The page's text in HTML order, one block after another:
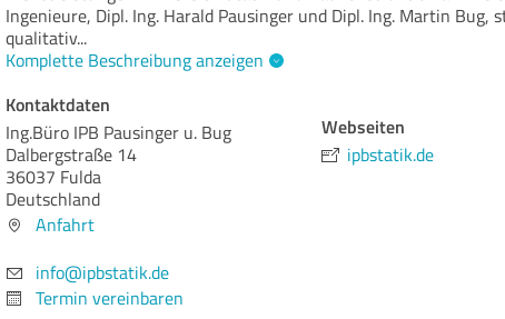
Ingenieure, Dipl. Ing. Harald Pausinger und Dipl. Ing. Martin Bug,
qualitativ...
Komplette Beschreibung anzeigen
Kontaktdaten
Ing.Büro IPB Pausinger u. Bug
Dalbergstraße 14
36037 Fulda
Deutschland
Anfahrt
info@ipbstatik.de
Termin vereinbaren
Webseiten
ipbstatik.de